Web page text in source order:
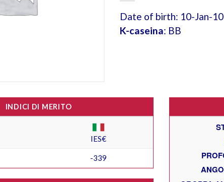
Date of birth: 10-Jan-10
K-caseina: BB
INDICI DI MERITO
IES€
-339